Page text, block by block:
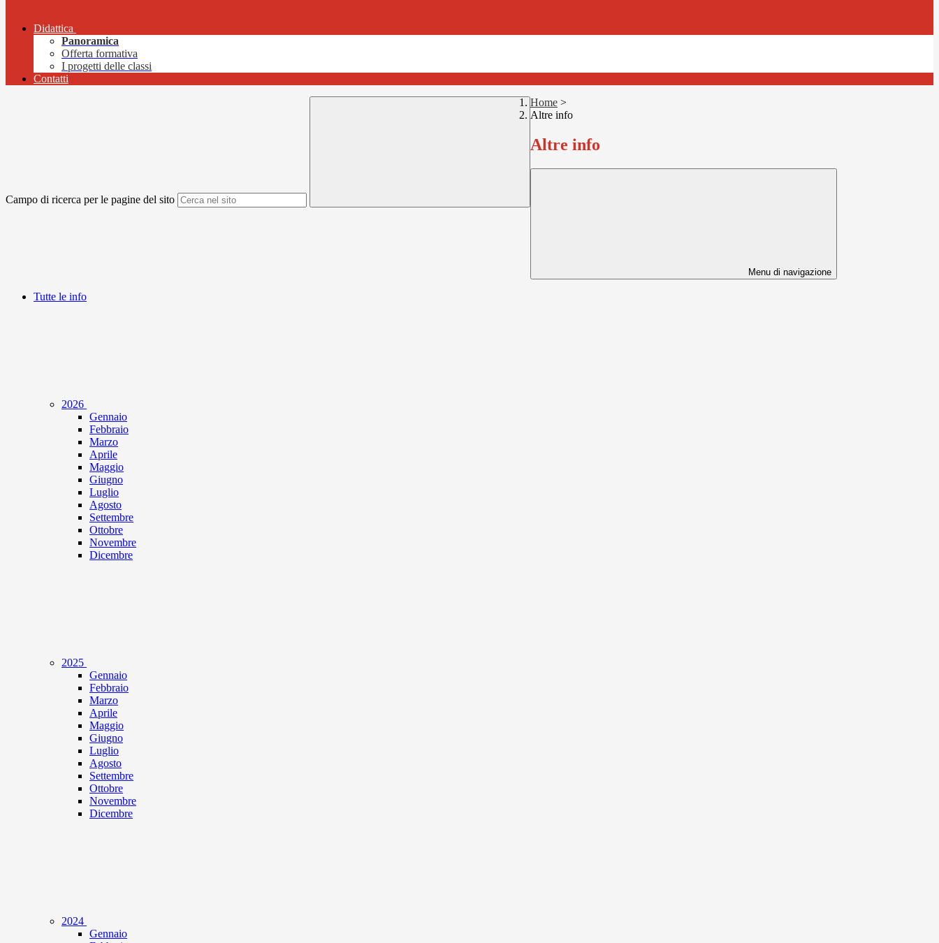
Didattica
Panoramica
Offerta formativa
I progetti delle classi
Contatti
Campo di ricerca per le pagine del sito
Home >
Altre info
Altre info
Menu di navigazione
Tutte le info
2026
Gennaio
Febbraio
Marzo
Aprile
Maggio
Giugno
Luglio
Agosto
Settembre
Ottobre
Novembre
Dicembre
2025
Gennaio
Febbraio
Marzo
Aprile
Maggio
Giugno
Luglio
Agosto
Settembre
Ottobre
Novembre
Dicembre
2024
Gennaio